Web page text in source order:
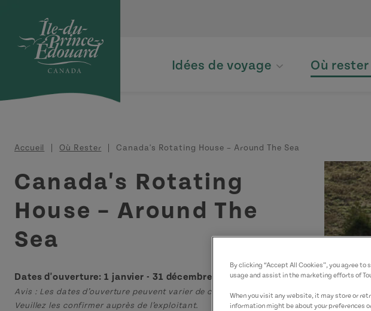
Idées de voyage Où rester
Fil d'Ariane
Accueil Où Rester Canada's Rotating House – Around The Sea
Canada's Rotating
House – Around The
Sea
Dates d'ouverture: 1 janvier - 31 décembre
Avis : Les dates d’ouverture peuvent varier de celles publiées ici.
Veuillez les confirmer auprès de l’exploitant.
By clicking “Accept All Cookies”, you agree
usage and assist in the marketing efforts of
When you visit any website, it may store or
information might be about your preferences